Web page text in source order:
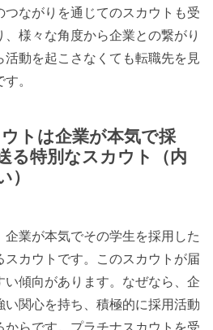
ながりを通じてのスカウトも受
様々な角度から企業との繋がり
活動を起こさなくても転職先を見
。
トは企業が本気で採
る特別なスカウト（内
）
業が本気でその学生を採用した
カウトです。このスカウトが届
い傾向があります。なぜなら、企
関心を持ち、積極的に採用活動
からです。プラチナスカウトを受